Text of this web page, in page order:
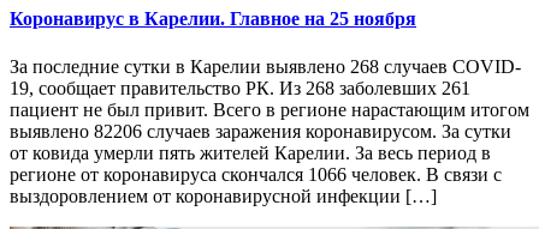
Коронавирус в Карелии. Главное на 25 ноября
За последние сутки в Карелии выявлено 268 случаев COVID-
19, сообщает правительство РК. Из 268 заболевших 261
пациент не был привит. Всего в регионе нарастающим итогом
выявлено 82206 случаев заражения коронавирусом. За сутки
от ковида умерли пять жителей Карелии. За весь период в
регионе от коронавируса скончался 1066 человек. В связи с
выздоровлением от коронавирусной инфекции […]